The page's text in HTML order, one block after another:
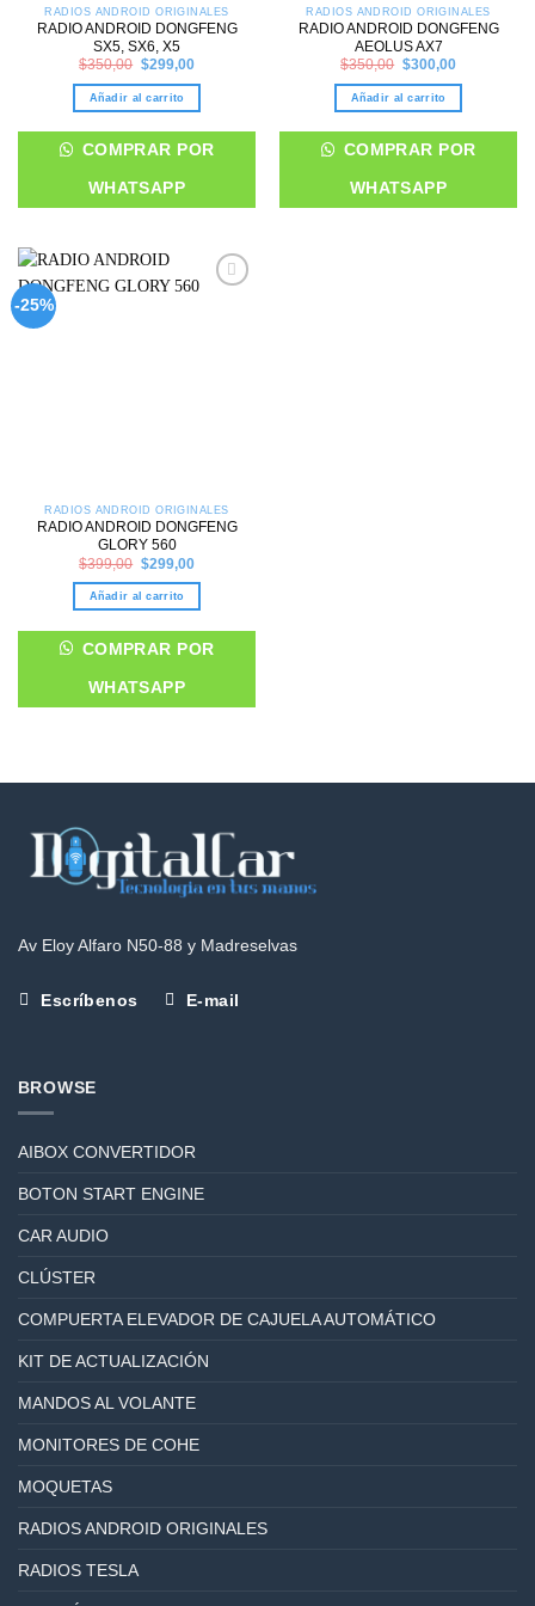
RADIOS ANDROID ORIGINALES
RADIO ANDROID DONGFENG
SX5, SX6, X5
$350,00 Original
was:
$350,00.
$299,00Current
is:
Añadir al carrito
COMPRAR POR
WHATSAPP
RADIOS ANDROID ORIGINALES
RADIO ANDROID DONGFENG
AEOLUS AX7
$350,00 Original
was:
$350,00.
$300,00Current
is:
Añadir al carrito
COMPRAR POR
WHATSAPP
-25%
RADIOS ANDROID ORIGINALES
RADIO ANDROID DONGFENG
GLORY 560
$399,00 Original
price
was:
$399,00.
$299,00Current
is:
Añadir al carrito
COMPRAR POR
WHATSAPP
Av Eloy Alfaro N50-88 y Madreselvas
Escríbenos E-mail
BROWSE
AIBOX CONVERTIDOR
BOTON START ENGINE
CAR AUDIO
CLÚSTER
COMPUERTA ELEVADOR DE CAJUELA AUTOMÁTICO
KIT DE ACTUALIZACIÓN
MANDOS AL VOLANTE
MONITORES DE COHE
MOQUETAS
RADIOS ANDROID ORIGINALES
RADIOS TESLA